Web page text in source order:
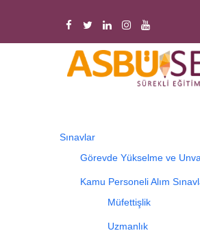
atla
Sınavlar
Görevde Yükselme ve
Kamu Personeli Alım
Müfettişlik
Uzmanlık